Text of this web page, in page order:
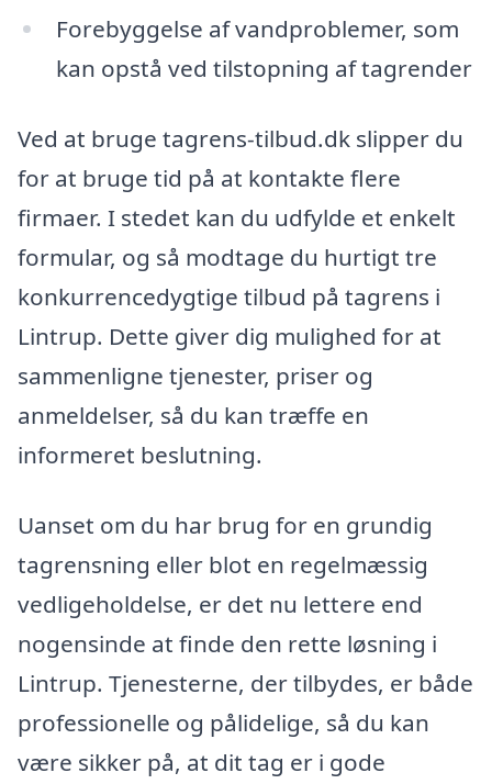
Forebyggelse af vandproblemer, som
kan opstå ved tilstopning af tagrender
Ved at bruge tagrens-tilbud.dk slipper du
for at bruge tid på at kontakte flere
firmaer. I stedet kan du udfylde et enkelt
formular, og så modtage du hurtigt tre
konkurrencedygtige tilbud på tagrens i
Lintrup. Dette giver dig mulighed for at
sammenligne tjenester, priser og
anmeldelser, så du kan træffe en
informeret beslutning.
Uanset om du har brug for en grundig
tagrensning eller blot en regelmæssig
vedligeholdelse, er det nu lettere end
nogensinde at finde den rette løsning i
Lintrup. Tjenesterne, der tilbydes, er både
professionelle og pålidelige, så du kan
være sikker på, at dit tag er i gode